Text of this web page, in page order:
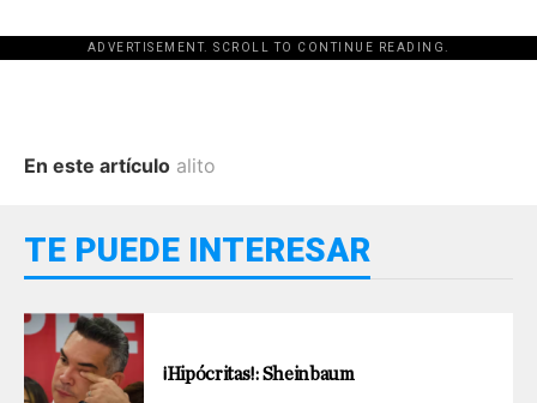
ADVERTISEMENT. SCROLL TO CONTINUE READING.
En este artículo alito
TE PUEDE INTERESAR
¡Hipócritas!: Sheinbaum